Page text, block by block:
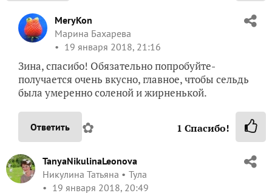
MeryKon
Марина Бахарева
19 января 2018, 21:16
Зина, спасибо! Обязательно попробуйте-
получается очень вкусно, главное, чтобы сельдь
была умеренно соленой и жирненькой.
Ответить ✿ 1 Спасибо!
TanyaNikulinaLeonova
Никулина Татьяна
Тула
19 января 2018, 20:49